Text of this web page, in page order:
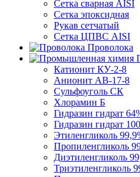
Сетка сварная AISI
Сетка эпоксидная
Рукав сетчатый
Сетка ЦПВС AISI
Проволока
Катионит КУ-2-8
Анионит АВ-17-8
Сульфоуголь СК
Хлорамин Б
Гидразин гидрат
Гидразин гидрат
Этиленгликоль
Пропиленгликоль
Диэтиленгликоль
Триэтиленгликоль